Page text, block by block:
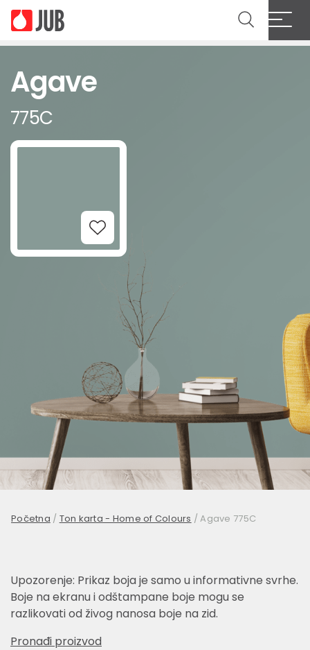
Agave
775C
Add to Wishlist
Početna / Ton karta - Home of Colours /Agave 775C
Upozorenje: Prikaz boja je samo u informativne svrhe.
Boje na ekranu i odštampane boje mogu se
razlikovati od živog nanosa boje na zid.
Pronađi proizvod